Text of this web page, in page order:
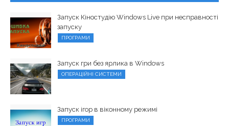
Запуск Кіностудію Windows Live при несправності
запуску
ПРОГРАМИ
Запуск гри без ярлика в Windows
ОПЕРАЦІЙНІ СИСТЕМИ
Запуск ігор в віконному режимі
ПРОГРАМИ